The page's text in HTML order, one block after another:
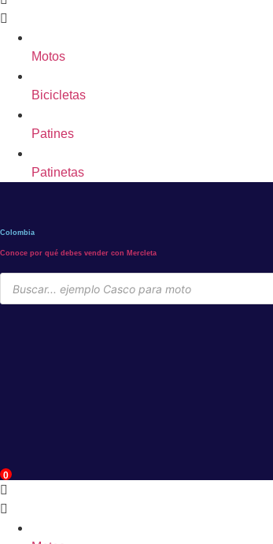
Motos
Bicicletas
Patines
Patinetas
Colombia
Conoce por qué debes vender con Mercleta
Búsqueda
de
productos
0